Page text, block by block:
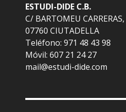
ESTUDI-DIDE C.B.
C/ BARTOMEU
07760 CIUTADELLA
Teléfono: 971 48 43 98
Móvil: 607 21 24 27
mail@estudi-dide.com